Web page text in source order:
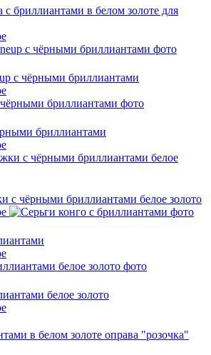
с бриллиантами в белом золоте для
с чёрными бриллиантами
бриллиантами
с чёрными бриллиантами белое золото
белое золото